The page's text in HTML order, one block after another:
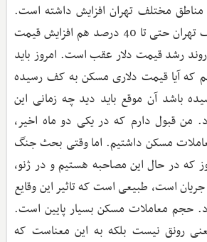
مختلف تهران افزایش داشته است.
مثلاً در شهرهای اطراف تهران حتی تا 40 درصد هم افزایش قیمت
روند رشد قیمت دلار عقب است. امروز باید
که آیا قیمت دلاری مسکن به کف رسیده
باشد آن موقع باید دید چه زمانی این
من قبول دارم که در یکی دو ماه اخیر،
مسکن داشتیم. اما وقتی بحث جنگ
که در حال این مصاحبه هستیم و در ژنو،
است، طبیعی است که تاثیر این وقایع
معاملات مسکن بسیار پایین است.
رونق نیست بلکه به این معناست که